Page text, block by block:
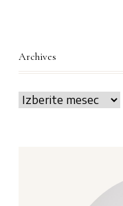
Archives